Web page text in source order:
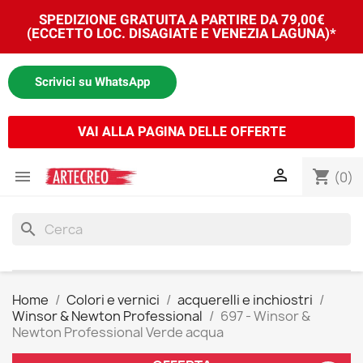
SPEDIZIONE GRATUITA A PARTIRE DA 79,00€
(ECCETTO LOC. DISAGIATE E VENEZIA LAGUNA)*
Scrivici su WhatsApp
VAI ALLA PAGINA DELLE OFFERTE
 shopping_cart (0)

search
Home Colori e vernici
acquerelli e inchiostri
Winsor & Newton Professional
697 - Winsor &
Newton Professional Verde acqua